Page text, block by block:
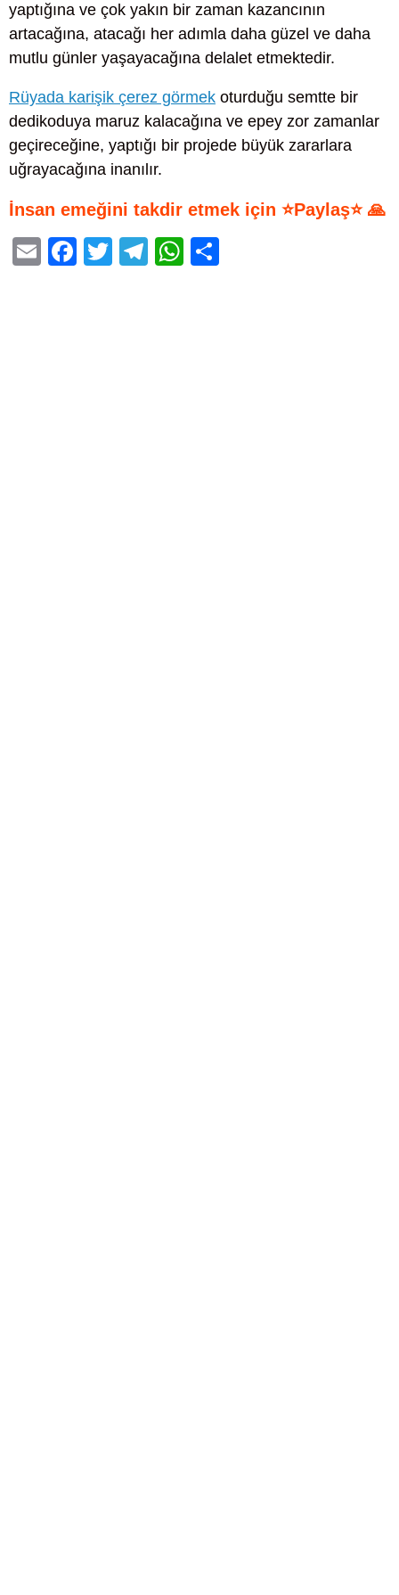
yaptığına ve çok yakın bir zaman kazancının
artacağına, atacağı her adımla daha güzel ve daha
mutlu günler yaşayacağına delalet etmektedir.
Rüyada karişik çerez görmek oturduğu semtte bir
dedikoduya maruz kalacağına ve epey zor zamanlar
geçireceğine, yaptığı bir projede büyük zararlara
uğrayacağına inanılır.
İnsan emeğini takdir etmek için ⭐Paylaş⭐ 🙏
E
F
T
T
W